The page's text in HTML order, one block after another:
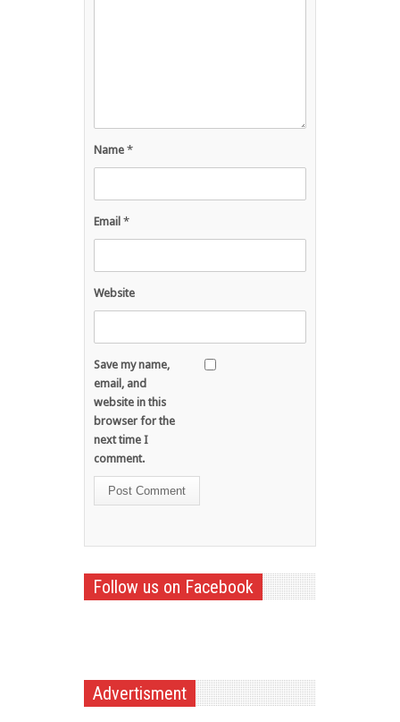
Name *
Email *
Website
Save my name,
email, and
website in this
browser for the
next time I
comment.
Follow us on Facebook
Advertisment